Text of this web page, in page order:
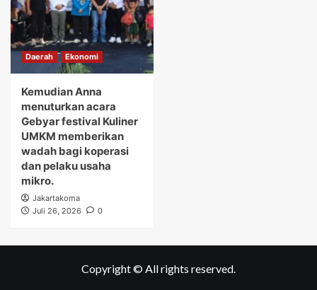
Daerah Ekonomi
Kemudian Anna
menuturkan acara
Gebyar festival Kuliner
UMKM memberikan
wadah bagi koperasi
dan pelaku usaha
mikro.
Jakartakoma
Juli 26, 2026
0
Copyright © All rights reserved.